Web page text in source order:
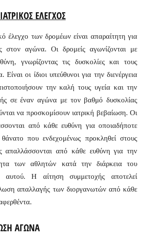
ΕΛΕΓΧΟΣ
έλεγχο των δρομέων είναι απαραίτητη για
στον αγώνα. Οι δρομείς αγωνίζονται με
γνωρίζοντας τις δυσκολίες και τους
οι ίδιοι υπεύθυνοι για την διενέργεια
την καλή τους υγεία και την
σε έναν αγώνα με τον βαθμό δυσκολίας
να προσκομίσουν ιατρική βεβαίωση. Οι
από κάθε ευθύνη για οποιαδήποτε
που ενδεχομένως προκληθεί στους
απαλλάσσονται από κάθε ευθύνη για την
των αθλητών κατά την διάρκεια του
Η αίτηση συμμετοχής αποτελεί
απαλλαγής των διοργανωτών από κάθε
ΑΓΩΝΑ